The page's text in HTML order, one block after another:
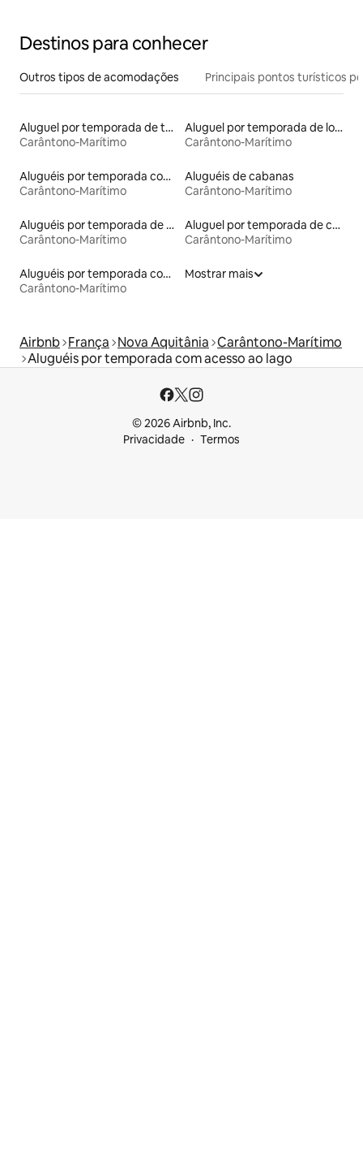
Destinos para conhecer
Outros tipos de acomodações Principais pontos turísticos
Aluguel por temporada de tendas
Carântono-Marítimo
Aluguel por temporada de lofts
Carântono-Marítimo
Aluguéis por temporada com café da manhã
Carântono-Marítimo
Aluguéis de cabanas
Carântono-Marítimo
Aluguéis por temporada de celeiros
Carântono-Marítimo
Aluguel por temporada de casas de hóspedes
Carântono-Marítimo
Aluguéis por temporada com acesso à praia
Carântono-Marítimo
Mostrar mais
Airbnb França Nova Aquitânia Carântono-Marítimo
Aluguéis por temporada com acesso ao lago
© 2026 Airbnb, Inc.
Privacidade
Termos